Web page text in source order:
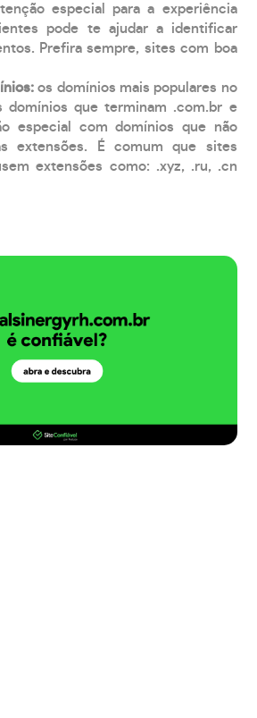
especial para a experiência
pode te ajudar a identificar
Prefira sempre, sites com boa
os domínios mais populares no
domínios que terminam .com.br e
especial com domínios que não
extensões. É comum que sites
extensões como: .xyz, .ru, .cn